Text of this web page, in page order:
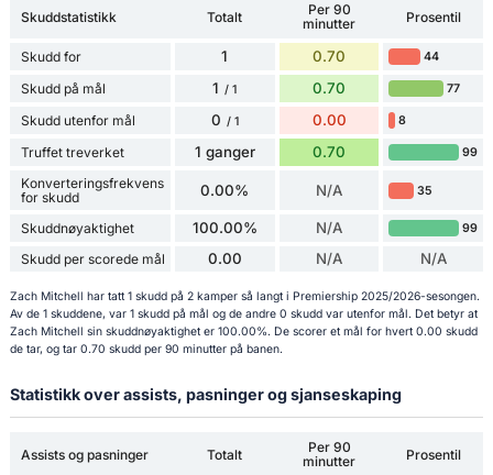
Skuddstatistikk Totalt
Per 90
minutter
Prosentil
Skudd for 1 0.70 44
Skudd på mål 1 / 1 0.70 77
Skudd utenfor mål 0 / 1 0.00 8
Truffet treverket 1 ganger 0.70 99
Konverteringsfrekvens
for skudd
0.00% N/A 35
Skuddnøyaktighet 100.00% N/A 99
Skudd per scorede mål 0.00 N/A N/A
Zach Mitchell har tatt 1 skudd på 2 kamper så langt i Premiership 2025/2026-sesongen.
Av de 1 skuddene, var 1 skudd på mål og de andre 0 skudd var utenfor mål. Det betyr at
Zach Mitchell sin skuddnøyaktighet er 100.00%. De scorer et mål for hvert 0.00 skudd
de tar, og tar 0.70 skudd per 90 minutter på banen.
Statistikk over assists, pasninger og sjanseskaping
Assists og pasninger Totalt
Per 90
minutter
Prosentil